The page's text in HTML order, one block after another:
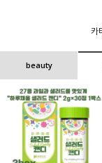
카
beauty